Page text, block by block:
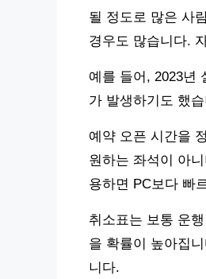
될 정도로 많은 사
경우도 많습니다.
예를 들어, 2023년
가 발생하기도 했
예약 오픈 시간을
원하는 좌석이 아
용하면 PC보다 빠
취소표는 보통 운
을 확률이 높아집
니다.